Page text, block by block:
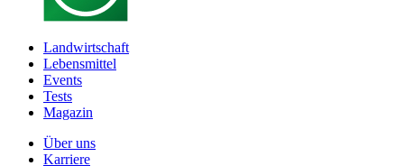
Landwirtschaft
Lebensmittel
Events
Tests
Magazin
Über uns
Karriere